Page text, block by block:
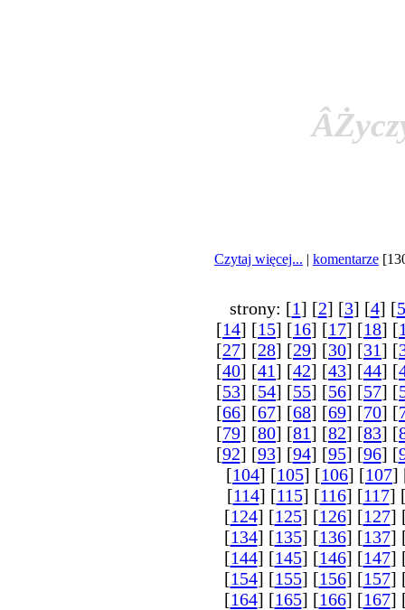
Czytaj więcej... | komentarze
strony: [1] [2] [3] [4] [5
[14] [15] [16] [17] [18] [
[27] [28] [29] [30] [31] [
[40] [41] [42] [43] [44] [
[53] [54] [55] [56] [57] [
[66] [67] [68] [69] [70] [
[79] [80] [81] [82] [83] [
[92] [93] [94] [95] [96] [
[104] [105] [106] [107]
[114] [115] [116] [117]
[124] [125] [126] [127]
[134] [135] [136] [137]
[144] [145] [146] [147]
[154] [155] [156] [157]
[164] [165] [166] [167]